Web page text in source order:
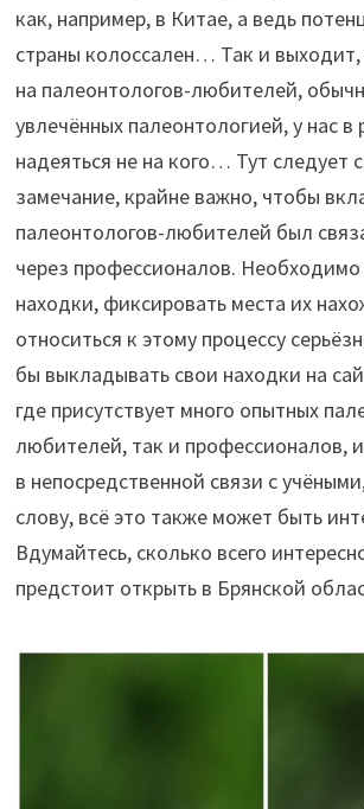
как, например, в Китае, а ведь
страны колоссален… Так и
на палеонтологов-любителей,
увлечённых палеонтологией, у нас
надеяться не на кого… Тут следует
замечание, крайне важно, чтобы
палеонтологов-любителей был
через профессионалов.
находки, фиксировать места их
относиться к этому процессу
бы выкладывать свои находки на
где присутствует много опытных
любителей, так и профессионалов,
в непосредственной связи с
слову, всё это также может быть
Вдумайтесь, сколько всего
предстоит открыть в Брянской